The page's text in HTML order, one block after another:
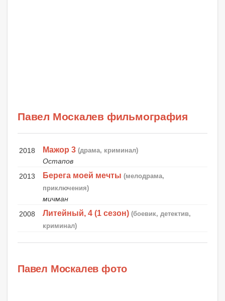
Павел Москалев фильмография
2018 Мажор 3 (драма, криминал)
Остапов
2013
Берега моей мечты (мелодрама,
приключения)
мичман
2008
Литейный, 4 (1 сезон) (боевик, детектив,
криминал)
Павел Москалев фото